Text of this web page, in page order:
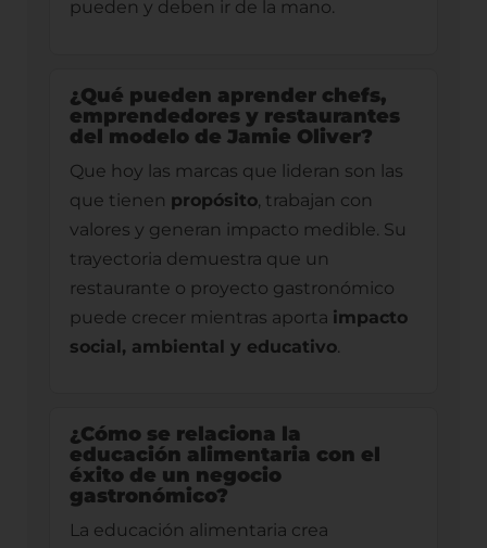
pueden y deben ir de la mano.
¿Qué pueden aprender chefs,
emprendedores y restaurantes
del modelo de Jamie Oliver?
Que hoy las marcas que lideran son las
que tienen propósito, trabajan con
valores y generan impacto medible. Su
trayectoria demuestra que un
restaurante o proyecto gastronómico
puede crecer mientras aporta impacto
social, ambiental y educativo.
¿Cómo se relaciona la
educación alimentaria con el
éxito de un negocio
gastronómico?
La educación alimentaria crea